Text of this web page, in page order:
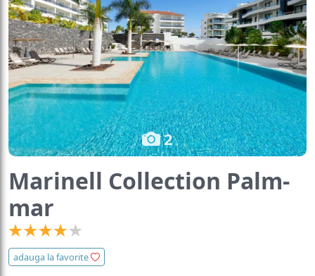
2
Marinell Collection Palm-
mar
adauga la favorite